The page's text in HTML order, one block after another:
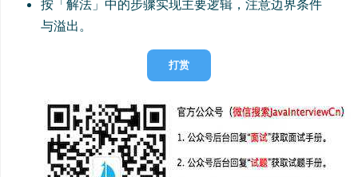
按「解法」中的步骤实现主要逻辑，注意边界条件
与溢出。
打赏